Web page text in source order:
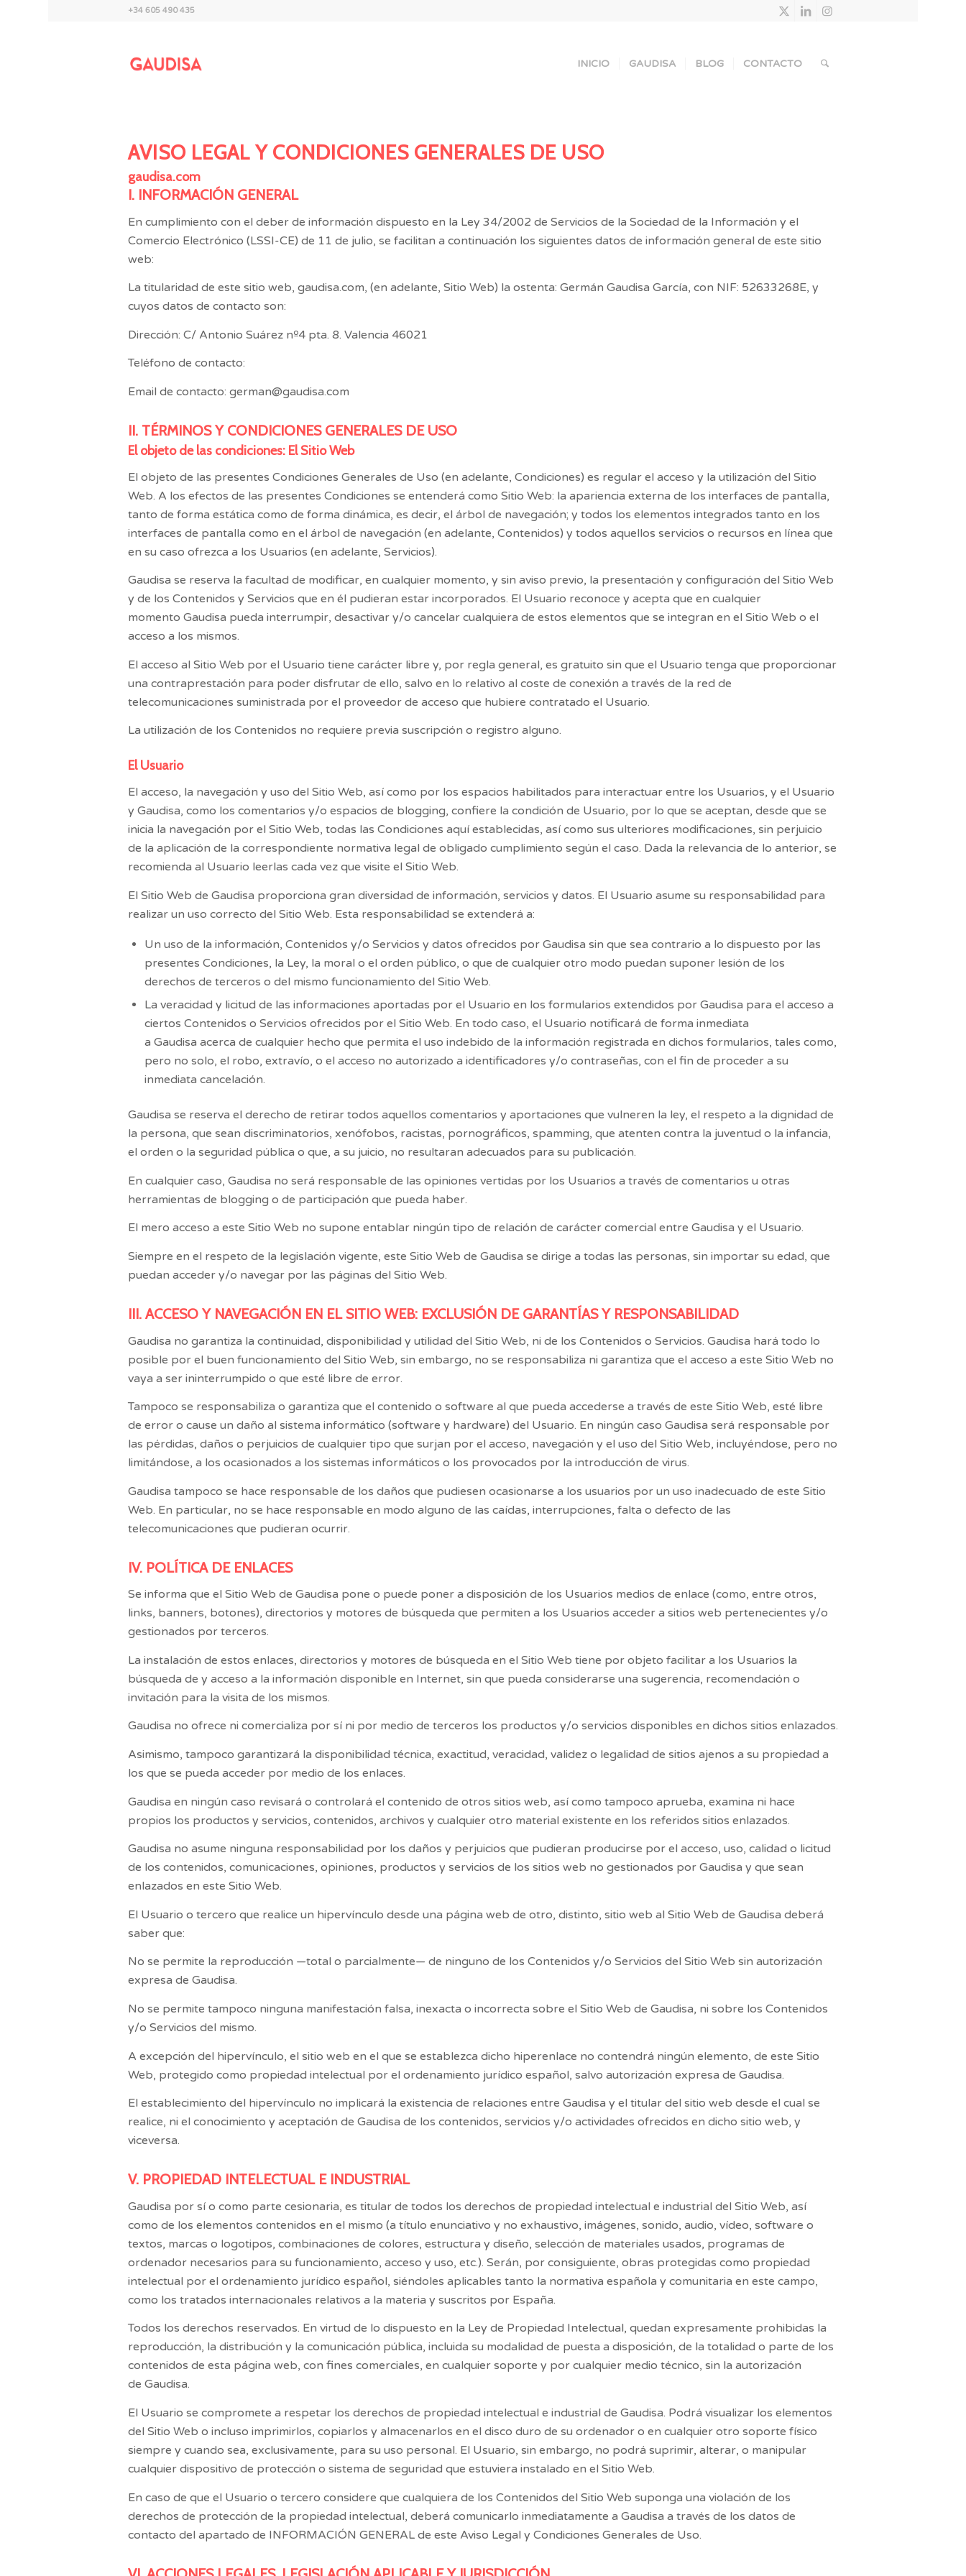
+34 605 490 435
INICIO GAUDISA BLOG CONTACTO
AVISO LEGAL Y CONDICIONES GENERALES DE USO
gaudisa.com
I. INFORMACIÓN GENERAL
En cumplimiento con el deber de información dispuesto en la Ley 34/2002 de Servicios de la Sociedad de la Información y el
Comercio Electrónico (LSSI-CE) de 11 de julio, se facilitan a continuación los siguientes datos de información general de este sitio
web:
La titularidad de este sitio web, gaudisa.com, (en adelante, Sitio Web) la ostenta: Germán Gaudisa García, con NIF: 52633268E, y
cuyos datos de contacto son:
Dirección: C/ Antonio Suárez nº4 pta. 8. Valencia 46021
Teléfono de contacto:
Email de contacto: german@gaudisa.com
II. TÉRMINOS Y CONDICIONES GENERALES DE USO
El objeto de las condiciones: El Sitio Web
El objeto de las presentes Condiciones Generales de Uso (en adelante, Condiciones) es regular el acceso y la utilización del Sitio
Web. A los efectos de las presentes Condiciones se entenderá como Sitio Web: la apariencia externa de los interfaces de pantalla,
tanto de forma estática como de forma dinámica, es decir, el árbol de navegación; y todos los elementos integrados tanto en los
interfaces de pantalla como en el árbol de navegación (en adelante, Contenidos) y todos aquellos servicios o recursos en línea que
en su caso ofrezca a los Usuarios (en adelante, Servicios).
Gaudisa se reserva la facultad de modificar, en cualquier momento, y sin aviso previo, la presentación y configuración del Sitio Web
y de los Contenidos y Servicios que en él pudieran estar incorporados. El Usuario reconoce y acepta que en cualquier
momento Gaudisa pueda interrumpir, desactivar y/o cancelar cualquiera de estos elementos que se integran en el Sitio Web o el
acceso a los mismos.
El acceso al Sitio Web por el Usuario tiene carácter libre y, por regla general, es gratuito sin que el Usuario tenga que proporcionar
una contraprestación para poder disfrutar de ello, salvo en lo relativo al coste de conexión a través de la red de
telecomunicaciones suministrada por el proveedor de acceso que hubiere contratado el Usuario.
La utilización de los Contenidos no requiere previa suscripción o registro alguno.
El Usuario
El acceso, la navegación y uso del Sitio Web, así como por los espacios habilitados para interactuar entre los Usuarios, y el Usuario
y Gaudisa, como los comentarios y/o espacios de blogging, confiere la condición de Usuario, por lo que se aceptan, desde que se
inicia la navegación por el Sitio Web, todas las Condiciones aquí establecidas, así como sus ulteriores modificaciones, sin perjuicio
de la aplicación de la correspondiente normativa legal de obligado cumplimiento según el caso. Dada la relevancia de lo anterior, se
recomienda al Usuario leerlas cada vez que visite el Sitio Web.
El Sitio Web de Gaudisa proporciona gran diversidad de información, servicios y datos. El Usuario asume su responsabilidad para
realizar un uso correcto del Sitio Web. Esta responsabilidad se extenderá a:
Un uso de la información, Contenidos y/o Servicios y datos ofrecidos por Gaudisa sin que sea contrario a lo dispuesto por las
presentes Condiciones, la Ley, la moral o el orden público, o que de cualquier otro modo puedan suponer lesión de los
derechos de terceros o del mismo funcionamiento del Sitio Web.
La veracidad y licitud de las informaciones aportadas por el Usuario en los formularios extendidos por Gaudisa para el acceso a
ciertos Contenidos o Servicios ofrecidos por el Sitio Web. En todo caso, el Usuario notificará de forma inmediata
a Gaudisa acerca de cualquier hecho que permita el uso indebido de la información registrada en dichos formularios, tales como,
pero no solo, el robo, extravío, o el acceso no autorizado a identificadores y/o contraseñas, con el fin de proceder a su
inmediata cancelación.
Gaudisa se reserva el derecho de retirar todos aquellos comentarios y aportaciones que vulneren la ley, el respeto a la dignidad de
la persona, que sean discriminatorios, xenófobos, racistas, pornográficos, spamming, que atenten contra la juventud o la infancia,
el orden o la seguridad pública o que, a su juicio, no resultaran adecuados para su publicación.
En cualquier caso, Gaudisa no será responsable de las opiniones vertidas por los Usuarios a través de comentarios u otras
herramientas de blogging o de participación que pueda haber.
El mero acceso a este Sitio Web no supone entablar ningún tipo de relación de carácter comercial entre Gaudisa y el Usuario.
Siempre en el respeto de la legislación vigente, este Sitio Web de Gaudisa se dirige a todas las personas, sin importar su edad, que
puedan acceder y/o navegar por las páginas del Sitio Web.
III. ACCESO Y NAVEGACIÓN EN EL SITIO WEB: EXCLUSIÓN DE GARANTÍAS Y RESPONSABILIDAD
Gaudisa no garantiza la continuidad, disponibilidad y utilidad del Sitio Web, ni de los Contenidos o Servicios. Gaudisa hará todo lo
posible por el buen funcionamiento del Sitio Web, sin embargo, no se responsabiliza ni garantiza que el acceso a este Sitio Web no
vaya a ser ininterrumpido o que esté libre de error.
Tampoco se responsabiliza o garantiza que el contenido o software al que pueda accederse a través de este Sitio Web, esté libre
de error o cause un daño al sistema informático (software y hardware) del Usuario. En ningún caso Gaudisa será responsable por
las pérdidas, daños o perjuicios de cualquier tipo que surjan por el acceso, navegación y el uso del Sitio Web, incluyéndose, pero no
limitándose, a los ocasionados a los sistemas informáticos o los provocados por la introducción de virus.
Gaudisa tampoco se hace responsable de los daños que pudiesen ocasionarse a los usuarios por un uso inadecuado de este Sitio
Web. En particular, no se hace responsable en modo alguno de las caídas, interrupciones, falta o defecto de las
telecomunicaciones que pudieran ocurrir.
IV. POLÍTICA DE ENLACES
Se informa que el Sitio Web de Gaudisa pone o puede poner a disposición de los Usuarios medios de enlace (como, entre otros,
links, banners, botones), directorios y motores de búsqueda que permiten a los Usuarios acceder a sitios web pertenecientes y/o
gestionados por terceros.
La instalación de estos enlaces, directorios y motores de búsqueda en el Sitio Web tiene por objeto facilitar a los Usuarios la
búsqueda de y acceso a la información disponible en Internet, sin que pueda considerarse una sugerencia, recomendación o
invitación para la visita de los mismos.
Gaudisa no ofrece ni comercializa por sí ni por medio de terceros los productos y/o servicios disponibles en dichos sitios enlazados.
Asimismo, tampoco garantizará la disponibilidad técnica, exactitud, veracidad, validez o legalidad de sitios ajenos a su propiedad a
los que se pueda acceder por medio de los enlaces.
Gaudisa en ningún caso revisará o controlará el contenido de otros sitios web, así como tampoco aprueba, examina ni hace
propios los productos y servicios, contenidos, archivos y cualquier otro material existente en los referidos sitios enlazados.
Gaudisa no asume ninguna responsabilidad por los daños y perjuicios que pudieran producirse por el acceso, uso, calidad o licitud
de los contenidos, comunicaciones, opiniones, productos y servicios de los sitios web no gestionados por Gaudisa y que sean
enlazados en este Sitio Web.
El Usuario o tercero que realice un hipervínculo desde una página web de otro, distinto, sitio web al Sitio Web de Gaudisa deberá
saber que:
No se permite la reproducción —total o parcialmente— de ninguno de los Contenidos y/o Servicios del Sitio Web sin autorización
expresa de Gaudisa.
No se permite tampoco ninguna manifestación falsa, inexacta o incorrecta sobre el Sitio Web de Gaudisa, ni sobre los Contenidos
y/o Servicios del mismo.
A excepción del hipervínculo, el sitio web en el que se establezca dicho hiperenlace no contendrá ningún elemento, de este Sitio
Web, protegido como propiedad intelectual por el ordenamiento jurídico español, salvo autorización expresa de Gaudisa.
El establecimiento del hipervínculo no implicará la existencia de relaciones entre Gaudisa y el titular del sitio web desde el cual se
realice, ni el conocimiento y aceptación de Gaudisa de los contenidos, servicios y/o actividades ofrecidos en dicho sitio web, y
viceversa.
V. PROPIEDAD INTELECTUAL E INDUSTRIAL
Gaudisa por sí o como parte cesionaria, es titular de todos los derechos de propiedad intelectual e industrial del Sitio Web, así
como de los elementos contenidos en el mismo (a título enunciativo y no exhaustivo, imágenes, sonido, audio, vídeo, software o
textos, marcas o logotipos, combinaciones de colores, estructura y diseño, selección de materiales usados, programas de
ordenador necesarios para su funcionamiento, acceso y uso, etc.). Serán, por consiguiente, obras protegidas como propiedad
intelectual por el ordenamiento jurídico español, siéndoles aplicables tanto la normativa española y comunitaria en este campo,
como los tratados internacionales relativos a la materia y suscritos por España.
Todos los derechos reservados. En virtud de lo dispuesto en la Ley de Propiedad Intelectual, quedan expresamente prohibidas la
reproducción, la distribución y la comunicación pública, incluida su modalidad de puesta a disposición, de la totalidad o parte de los
contenidos de esta página web, con fines comerciales, en cualquier soporte y por cualquier medio técnico, sin la autorización
de Gaudisa.
El Usuario se compromete a respetar los derechos de propiedad intelectual e industrial de Gaudisa. Podrá visualizar los elementos
del Sitio Web o incluso imprimirlos, copiarlos y almacenarlos en el disco duro de su ordenador o en cualquier otro soporte físico
siempre y cuando sea, exclusivamente, para su uso personal. El Usuario, sin embargo, no podrá suprimir, alterar, o manipular
cualquier dispositivo de protección o sistema de seguridad que estuviera instalado en el Sitio Web.
En caso de que el Usuario o tercero considere que cualquiera de los Contenidos del Sitio Web suponga una violación de los
derechos de protección de la propiedad intelectual, deberá comunicarlo inmediatamente a Gaudisa a través de los datos de
contacto del apartado de INFORMACIÓN GENERAL de este Aviso Legal y Condiciones Generales de Uso.